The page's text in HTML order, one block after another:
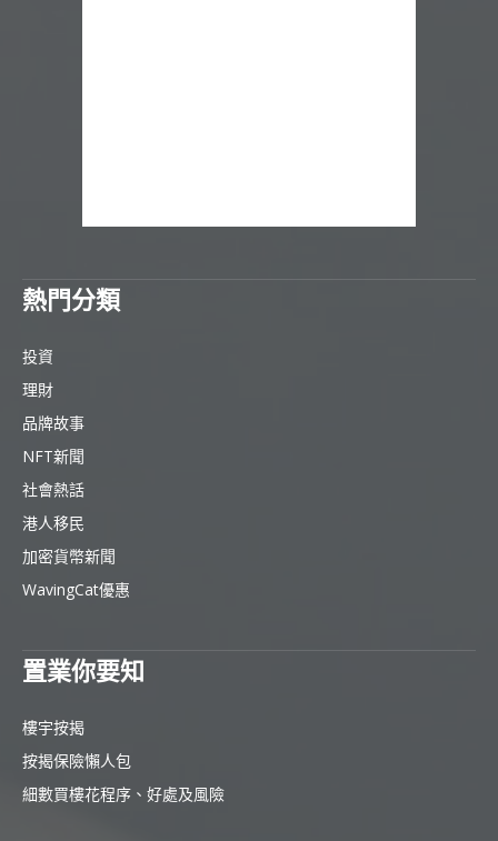
熱門分類
投資
理財
品牌故事
NFT新聞
社會熱話
港人移民
加密貨幣新聞
WavingCat優惠
置業你要知
樓宇按揭
按揭保險懶人包
細數買樓花程序、好處及風險